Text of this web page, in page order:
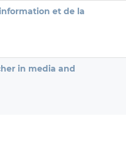
et de la
in media and